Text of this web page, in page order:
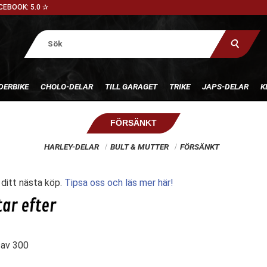
5.0 ✰
CHOLO-DELAR TILL GARAGET TRIKE JAPS-DELAR
FÖRSÄNKT
HARLEY-DELAR BULT & MUTTER FÖRSÄNKT
nästa köp. Tipsa oss och läs mer här!
av 300